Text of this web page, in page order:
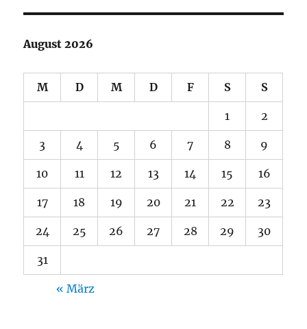
August 2026
M D M D F S S
1 2
3 4 5 6 7 8 9
10 11 12 13 14 15 16
17 18 19 20 21 22 23
24 25 26 27 28 29 30
31
« März